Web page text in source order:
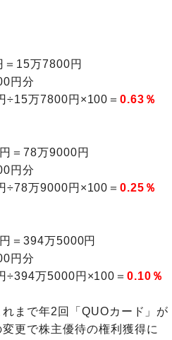
15万7800円
円分
÷15万7800円×100＝0.63％
＝78万9000円
円分
÷78万9000円×100＝0.25％
＝394万5000円
円分
÷394万5000円×100＝0.10％
まで年2回「QUOカード」が
更で株主優待の権利獲得に